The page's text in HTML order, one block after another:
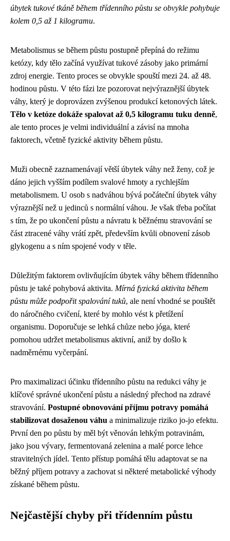
úbytek tukové tkáně během třídenního půstu se obvykle pohybuje
kolem 0,5 až 1 kilogramu.
Metabolismus se během půstu postupně přepíná do režimu
ketózy, kdy tělo začíná využívat tukové zásoby jako primární
zdroj energie. Tento proces se obvykle spouští mezi 24. až 48.
hodinou půstu. V této fázi lze pozorovat nejvýraznější úbytek
váhy, který je doprovázen zvýšenou produkcí ketonových látek.
Tělo v ketóze dokáže spalovat až 0,5 kilogramu tuku denně,
ale tento proces je velmi individuální a závisí na mnoha
faktorech, včetně fyzické aktivity během půstu.
Muži obecně zaznamenávají větší úbytek váhy než ženy, což je
dáno jejich vyšším podílem svalové hmoty a rychlejším
metabolismem. U osob s nadváhou bývá počáteční úbytek váhy
výraznější než u jedinců s normální váhou. Je však třeba počítat
s tím, že po ukončení půstu a návratu k běžnému stravování se
část ztracené váhy vrátí zpět, především kvůli obnovení zásob
glykogenu a s ním spojené vody v těle.
Důležitým faktorem ovlivňujícím úbytek váhy během třídenního
půstu je také pohybová aktivita. Mírná fyzická aktivita během
půstu může podpořit spalování tuků, ale není vhodné se pouštět
do náročného cvičení, které by mohlo vést k přetížení
organismu. Doporučuje se lehká chůze nebo jóga, které
pomohou udržet metabolismus aktivní, aniž by došlo k
nadměrnému vyčerpání.
Pro maximalizaci účinku třídenního půstu na redukci váhy je
klíčové správné ukončení půstu a následný přechod na zdravé
stravování. Postupné obnovování příjmu potravy pomáhá
stabilizovat dosaženou váhu a minimalizuje riziko jo-jo efektu.
První den po půstu by měl být věnován lehkým potravinám,
jako jsou vývary, fermentovaná zelenina a malé porce lehce
stravitelných jídel. Tento přístup pomáhá tělu adaptovat se na
běžný příjem potravy a zachovat si některé metabolické výhody
získané během půstu.
Nejčastější chyby při třídenním půstu